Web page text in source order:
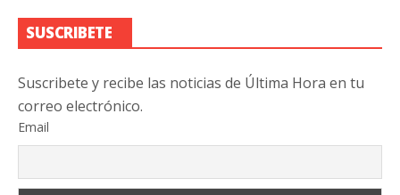
SUSCRIBETE
Suscribete y recibe las noticias de Última Hora en tu
correo electrónico.
Email